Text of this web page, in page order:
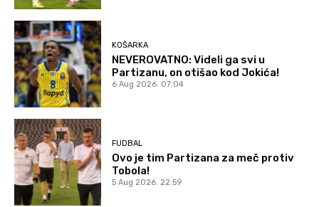
KOŠARKA
NEVEROVATNO: Videli ga svi u
Partizanu, on otišao kod Jokića!
6 Aug 2026. 07:04
FUDBAL
Ovo je tim Partizana za meč protiv
Tobola!
5 Aug 2026. 22:59